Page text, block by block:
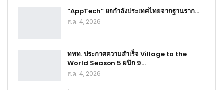
“AppTech” ยกกำลังประเทศไทยจากฐานราก…
ส.ค. 4, 2026
ททท. ประกาศความสำเร็จ Village to the
World Season 5 ผนึก 9…
ส.ค. 4, 2026